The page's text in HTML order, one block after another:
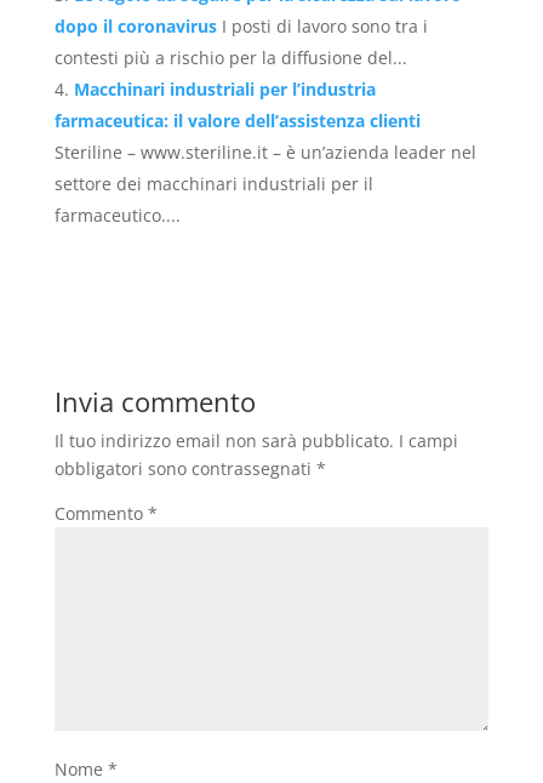
dopo il coronavirus I posti di lavoro sono tra i
contesti più a rischio per la diffusione del...
Macchinari industriali per l’industria
farmaceutica: il valore dell’assistenza clienti
Steriline – www.steriline.it – è un’azienda leader nel
settore dei macchinari industriali per il
farmaceutico....
Invia commento
Il tuo indirizzo email non sarà pubblicato. I campi
obbligatori sono contrassegnati *
Commento *
Nome *